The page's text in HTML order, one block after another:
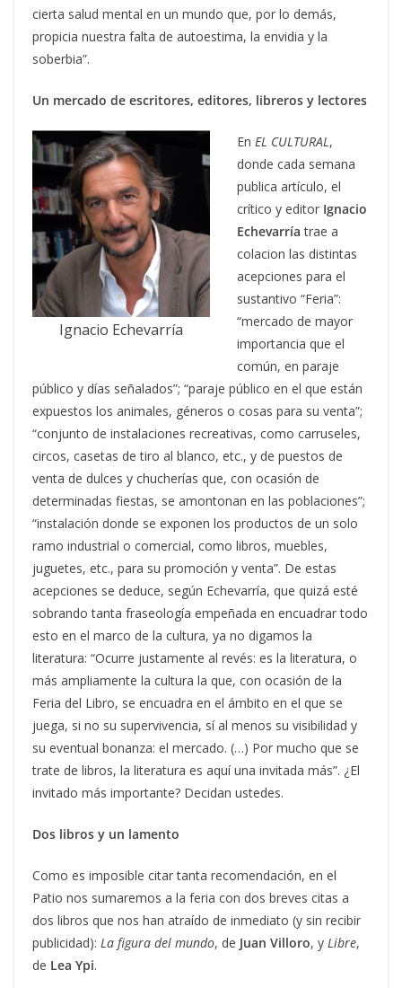
cierta salud mental en un mundo que, por lo demás,
propicia nuestra falta de autoestima, la envidia y la
soberbia”.
Un mercado de escritores, editores, libreros y lectores
Ignacio Echevarría
En EL CULTURAL,
donde cada semana
publica artículo, el
crítico y editor Ignacio
Echevarría trae a
colacion las distintas
acepciones para el
sustantivo “Feria”:
“mercado de mayor
importancia que el
común, en paraje
público y días señalados”; “paraje público en el que están
expuestos los animales, géneros o cosas para su venta”;
“conjunto de instalaciones recreativas, como carruseles,
circos, casetas de tiro al blanco, etc., y de puestos de
venta de dulces y chucherías que, con ocasión de
determinadas fiestas, se amontonan en las poblaciones”;
“instalación donde se exponen los productos de un solo
ramo industrial o comercial, como libros, muebles,
juguetes, etc., para su promoción y venta”. De estas
acepciones se deduce, según Echevarría, que quizá esté
sobrando tanta fraseología empeñada en encuadrar todo
esto en el marco de la cultura, ya no digamos la
literatura: “Ocurre justamente al revés: es la literatura, o
más ampliamente la cultura la que, con ocasión de la
Feria del Libro, se encuadra en el ámbito en el que se
juega, si no su supervivencia, sí al menos su visibilidad y
su eventual bonanza: el mercado. (…) Por mucho que se
trate de libros, la literatura es aquí una invitada más”. ¿El
invitado más importante? Decidan ustedes.
Dos libros y un lamento
Como es imposible citar tanta recomendación, en el
Patio nos sumaremos a la feria con dos breves citas a
dos libros que nos han atraído de inmediato (y sin recibir
publicidad): La figura del mundo, de Juan Villoro, y Libre,
de Lea Ypi.